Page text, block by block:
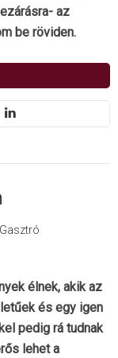
az
be röviden.
élnek, akik az
és egy igen
pedig rá tudnak
lehet a